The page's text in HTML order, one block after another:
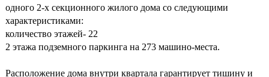
одного 2-х секционного жилого дома со следующими
характеристиками:
количество этажей- 22
2 этажа подземного паркинга на 273 машино-места.
Расположение дома внутри квартала гарантирует тишину и